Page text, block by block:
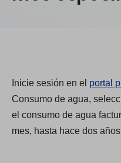
Inicie sesión en el portal
Consumo de agua,
el consumo de agua
mes, hasta hace dos